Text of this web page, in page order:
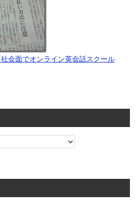
会面でオンライン英会話スクール